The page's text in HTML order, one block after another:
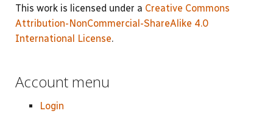
This work is licensed under a Creative Commons
Attribution-NonCommercial-ShareAlike 4.0
International License.
Account menu
Login